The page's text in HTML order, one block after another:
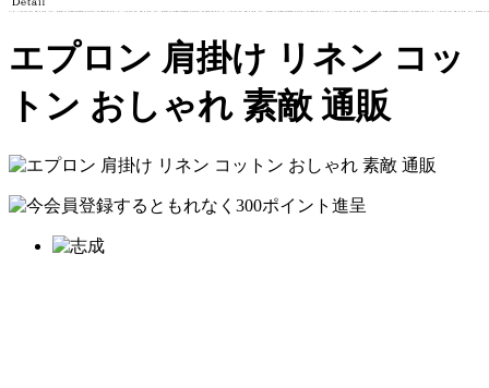
エプロン 肩掛け リネン コッ
トン おしゃれ 素敵 通販